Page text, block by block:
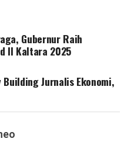
Gubernur Raih
II Kaltara 2025
Jurnalis Ekonomi,